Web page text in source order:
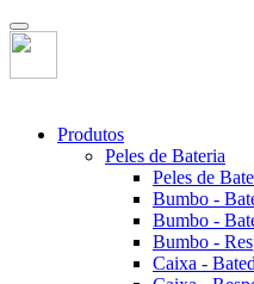
Produtos
Peles de Bateria
Peles de
Bumbo -
Bumbo -
Bumbo -
Caixa -